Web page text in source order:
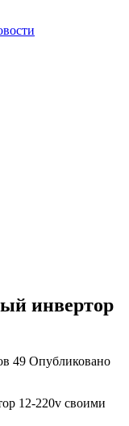
инвертор
49 Опубликовано